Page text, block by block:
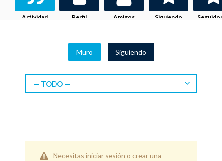
Actividad Perfil Amigos Siguiendo
Muro Siguiendo
— TODO —
Necesitas iniciar sesión o crear una